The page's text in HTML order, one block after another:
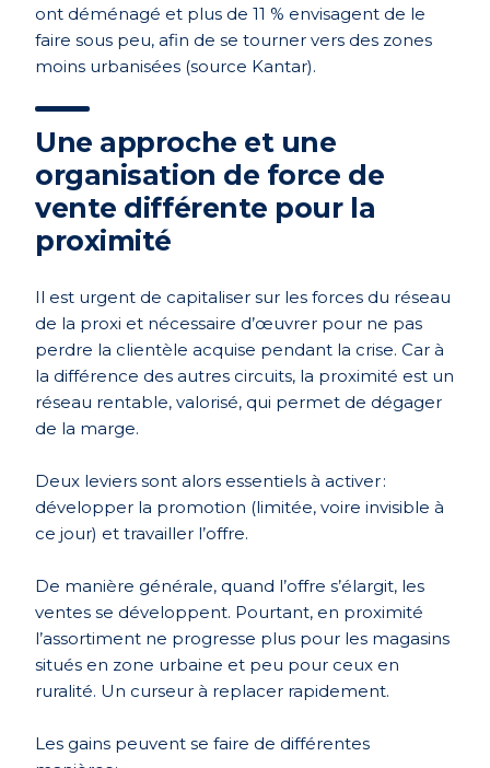
ont déménagé et plus de 11 % envisagent de le
faire sous peu, afin de se tourner vers des zones
moins urbanisées (source Kantar).
Une approche et une
organisation de force de
vente différente pour la
proximité
Il est urgent de capitaliser sur les forces du réseau
de la proxi et nécessaire d’œuvrer pour ne pas
perdre la clientèle acquise pendant la crise. Car à
la différence des autres circuits, la proximité est un
réseau rentable, valorisé, qui permet de dégager
de la marge.
Deux leviers sont alors essentiels à activer :
développer la promotion (limitée, voire invisible à
ce jour) et travailler l’offre.
De manière générale, quand l’offre s’élargit, les
ventes se développent. Pourtant, en proximité
l’assortiment ne progresse plus pour les magasins
situés en zone urbaine et peu pour ceux en
ruralité. Un curseur à replacer rapidement.
Les gains peuvent se faire de différentes